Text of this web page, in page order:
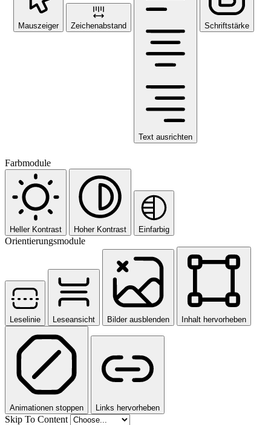
Mauszeiger Zeichenabstand
Text ausrichten
Schriftstärke
Farbmodule
Heller Kontrast Hoher Kontrast Einfarbig
Orientierungsmodule
Leselinie Leseansicht Bilder ausblenden Inhalt hervorheben
Animationen stoppen Links hervorheben
Skip To Content